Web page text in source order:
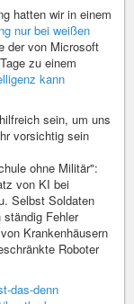
hatten wir in einem
nur bei weißen
der von Microsoft
zu einem
kann
sein, um uns
vorsichtig sein
ohne Militär":
von KI bei
Selbst Soldaten
ständig Fehler
Krankenhäusern
Roboter
das-denn